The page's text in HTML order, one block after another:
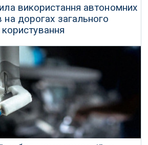
використання автономних
на дорогах загального
користування
автобус перевозитиме пасажирів у
без жодної людини за кермом.
28 Квітня 2026 р.